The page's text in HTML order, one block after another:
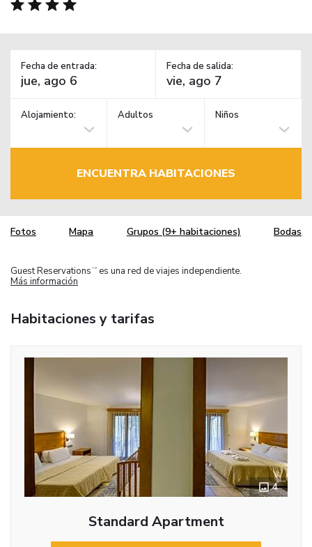
Fecha de entrada: Fecha de salida:
Alojamiento: Adultos Niños
ENCUENTRA HABITACIONES
Fotos Mapa Grupos (9+ habitaciones) Bodas
Guest Reservations TM
es una red de viajes independiente.
Más información
Habitaciones y tarifas
4
Standard Apartment